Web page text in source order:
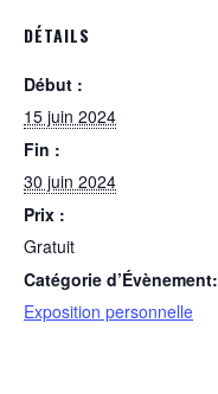
DÉTAILS
Début :
15 juin 2024
Fin :
30 juin 2024
Prix :
Gratuit
Catégorie d’Évènement:
Exposition personnelle